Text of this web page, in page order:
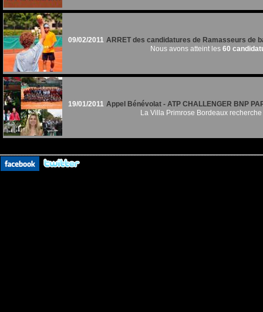
09/02/2011 ARRET des candidatures de Ramasseurs de
Nous avons atteint les 60
19/01/2011 Appel Bénévolat - ATP CHALLENGER BNP
La Villa Primrose Bordeaux